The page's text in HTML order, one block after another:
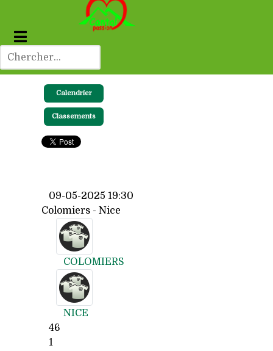
Calendrier
Classements
09-05-2025 19:30
Colomiers - Nice
COLOMIERS
NICE
46
1